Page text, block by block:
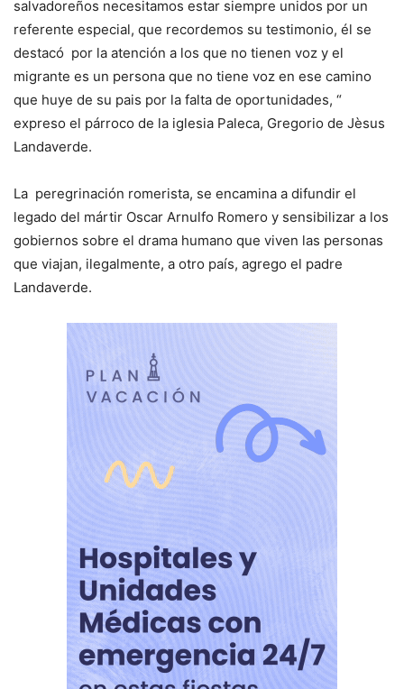
salvadoreños necesitamos estar siempre unidos por un
referente especial, que recordemos su testimonio, él se
destacó por la atención a los que no tienen voz y el
migrante es un persona que no tiene voz en ese camino
que huye de su pais por la falta de oportunidades, “
expreso el párroco de la iglesia Paleca, Gregorio de Jèsus
Landaverde.
La peregrinación romerista, se encamina a difundir el
legado del mártir Oscar Arnulfo Romero y sensibilizar a los
gobiernos sobre el drama humano que viven las personas
que viajan, ilegalmente, a otro país, agrego el padre
Landaverde.